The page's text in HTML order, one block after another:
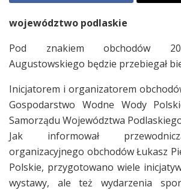
województwo podlaskie
Pod znakiem obchodów
Augustowskiego będzie przebiegał
Inicjatorem i organizatorem
Gospodarstwo Wodne Wody
Samorządu Województwa
Jak informował
organizacyjnego obchodów Łukasz
Polskie, przygotowano wiele
wystawy, ale też wydarzenia